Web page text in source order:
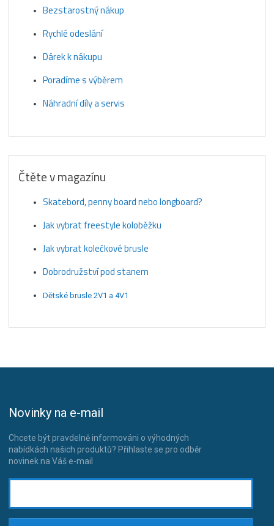
Bezstarostný nákup
Rychlé odeslání
Dárek k nákupu
Poradíme s výběrem
Náhradní díly a servis
Čtěte v magazínu
Skatebord, penny board nebo longboard?
Jak vybrat freestyle koloběžku
Jak vybrat kolečkové brusle
Dobrodružství pod stanem
Dětské brusle 2V1 a 4V1
Novinky na e-mail
Chcete být pravdelně informováni o výhodných
nabídkách našich produktů? Přihlaste se pro odběr
novinek na Váš e-mail